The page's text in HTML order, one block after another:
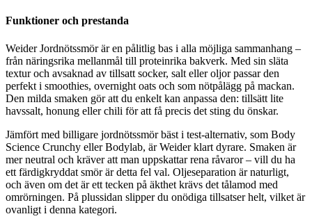
Funktioner och prestanda
Weider Jordnötssmör är en pålitlig bas i alla möjliga sammanhang –
från näringsrika mellanmål till proteinrika bakverk. Med sin släta
textur och avsaknad av tillsatt socker, salt eller oljor passar den
perfekt i smoothies, overnight oats och som nötpålägg på mackan.
Den milda smaken gör att du enkelt kan anpassa den: tillsätt lite
havssalt, honung eller chili för att få precis det sting du önskar.
Jämfört med billigare jordnötssmör bäst i test-alternativ, som Body
Science Crunchy eller Bodylab, är Weider klart dyrare. Smaken är
mer neutral och kräver att man uppskattar rena råvaror – vill du ha
ett färdigkryddat smör är detta fel val. Oljeseparation är naturligt,
och även om det är ett tecken på äkthet krävs det tålamod med
omrörningen. På plussidan slipper du onödiga tillsatser helt, vilket är
ovanligt i denna kategori.